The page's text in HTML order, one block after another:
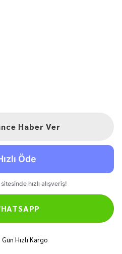
Haber Ver
Gün Hızlı Kargo